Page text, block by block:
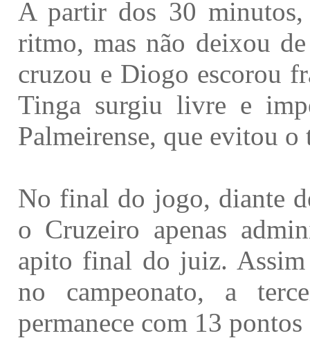
A partir dos 30
ritmo, mas não deixou
cruzou e Diogo escorou
Tinga surgiu livre e
Palmeirense, que evitou o
No final do jogo, diante
o Cruzeiro apenas
apito final do juiz.
no campeonato, a
permanece com 13